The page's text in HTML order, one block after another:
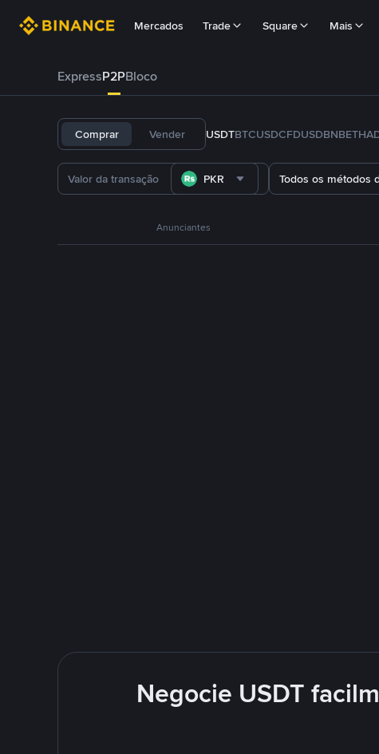
Mercados Trade Square Mais
ExpressP2PBloco
Comprar Vender USDTBTCUSDCFDUSDBNBETH
PKR Todos os métodos
Anunciantes
Negocie USDT